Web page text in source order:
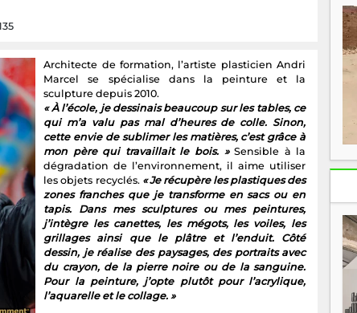
Architecte de formation, l’artiste plasticien Andri
Marcel se spécialise dans la peinture et la
sculpture depuis 2010.
« À l’école, je dessinais beaucoup sur les tables, ce
qui m’a valu pas mal d’heures de colle. Sinon,
cette envie de sublimer les matières, c’est grâce à
mon père qui travaillait le bois. »Sensible à la
dégradation de l’environnement, il aime utiliser
les objets recyclés. « Je récupère les plastiques des
zones franches que je transforme en sacs ou en
tapis. Dans mes sculptures ou mes peintures,
j’intègre les canettes, les mégots, les voiles, les
grillages ainsi que le plâtre et l’enduit. Côté
dessin, je réalise des paysages, des portraits avec
du crayon, de la pierre noire ou de la sanguine.
Pour la peinture, j’opte plutôt pour l’acrylique,
l’aquarelle et le collage. »